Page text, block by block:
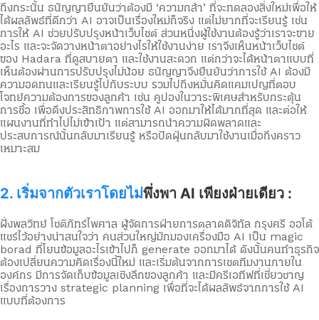
ถึงกระนั้น ธนัญญายืนยันว่าต้องมี ‘ความกล้า’ ที่จะทดลองสิ่งใหม่เพื่อให้
ได้ผลลัพธ์ที่ดีกว่า AI อาจเป็นเรื่องใหม่ก็จริง แต่ไม่ยากที่จะเรียนรู้ เช่น
การให้ AI ช่วยปรับปรุงหน้าเว็บไซต์ ส่วนหนึ่งผู้ใช้งานต้องรู้ว่าเราจะขาย
อะไร และจะจัดวางหน้าตาอย่างไรให้ใช้งานง่าย เราจึงเห็นหน้าเว็บไซต์
ของ Hadara ที่ดูสบายตา และใช้งานสะดวก แต่กว่าจะได้หน้าตาแบบที่
เห็นต้องผ่านการปรับปรุงไม่น้อย ธนัญญาจึงยืนยันว่าการใช้ AI ต้องมี
ความอดทนและเรียนรู้ไปกับระบบ รวมไปถึงหมั่นคิดแคมเปญที่ตอบ
โจทย์ความต้องการของลูกค้า เช่น คูปองในวาระพิเศษสำหรับกระตุ้น
การซื้อ เพื่อดึงประสิทธิภาพการใช้ AI ออกมาให้ได้มากที่สุด และต่อให้
แผนงานที่ทำไปไม่เข้าเป้า แต่สามารถนำความผิดพลาดและ
ประสบการณ์นั้นกลับมาเรียนรู้ หรือปัดฝุ่นกลับมาใช้งานเมื่อถึงคราว
เหมาะสม
2. เริ่มจากตัวเราโดยไม่พึ่งพา AI เพียงฝ่ายเดียว :
ฝั่งพลวิทย์ โชติภัทร์ไพศาล ผู้จัดการฝ่ายการตลาดดิจิทัล กรุงศรี ออโต้
แชร์ไว้อย่างน่าสนใจว่า คนส่วนใหญ่มักมองเครื่องมือ AI เป็น magic
borad ที่โยนข้อมูลอะไรเข้าไปก็ generate ออกมาได้ ดังนั้นคนทำธุรกิจ
ต้องเปลี่ยนความคิดเรื่องนี้ใหม่ และเริ่มต้นจากการเซตทีมงานภายใน
องค์กร มีการจัดเก็บข้อมูลเชิงลึกของลูกค้า และมีครีเอทีฟที่เชี่ยวชาญ
เรื่องการวาง strategic planning เพื่อที่จะได้ผลลัพธ์จากการใช้ AI
แบบที่ต้องการ